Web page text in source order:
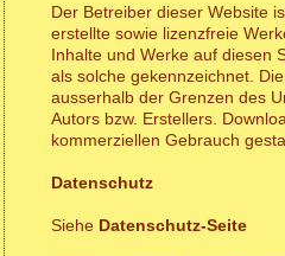
Der Betreiber dieser Website
erstellte sowie lizenzfreie
Inhalte und Werke auf diesen
als solche gekennzeichnet.
ausserhalb der Grenzen des
Autors bzw. Erstellers.
kommerziellen Gebrauch
Datenschutz
Siehe Datenschutz-Seite